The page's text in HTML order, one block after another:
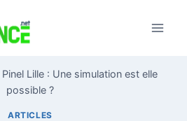
Pinel Lille : Une simulation est elle
possible ?
ARTICLES